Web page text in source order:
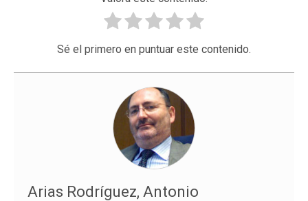
Sé el primero en puntuar este contenido.
Arias Rodríguez, Antonio